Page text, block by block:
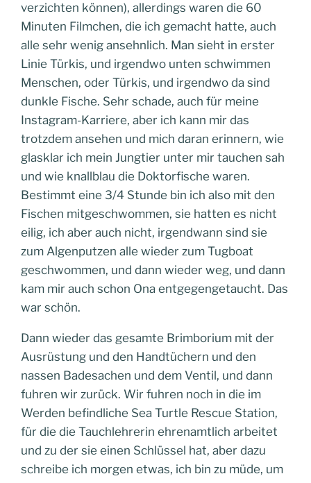
verzichten können), allerdings waren die 60
Minuten Filmchen, die ich gemacht hatte, auch
alle sehr wenig ansehnlich. Man sieht in erster
Linie Türkis, und irgendwo unten schwimmen
Menschen, oder Türkis, und irgendwo da sind
dunkle Fische. Sehr schade, auch für meine
Instagram-Karriere, aber ich kann mir das
trotzdem ansehen und mich daran erinnern, wie
glasklar ich mein Jungtier unter mir tauchen sah
und wie knallblau die Doktorfische waren.
Bestimmt eine 3/4 Stunde bin ich also mit den
Fischen mitgeschwommen, sie hatten es nicht
eilig, ich aber auch nicht, irgendwann sind sie
zum Algenputzen alle wieder zum Tugboat
geschwommen, und dann wieder weg, und dann
kam mir auch schon Ona entgegengetaucht. Das
war schön.
Dann wieder das gesamte Brimborium mit der
Ausrüstung und den Handtüchern und den
nassen Badesachen und dem Ventil, und dann
fuhren wir zurück. Wir fuhren noch in die im
Werden befindliche Sea Turtle Rescue Station,
für die die Tauchlehrerin ehrenamtlich arbeitet
und zu der sie einen Schlüssel hat, aber dazu
schreibe ich morgen etwas, ich bin zu müde, um